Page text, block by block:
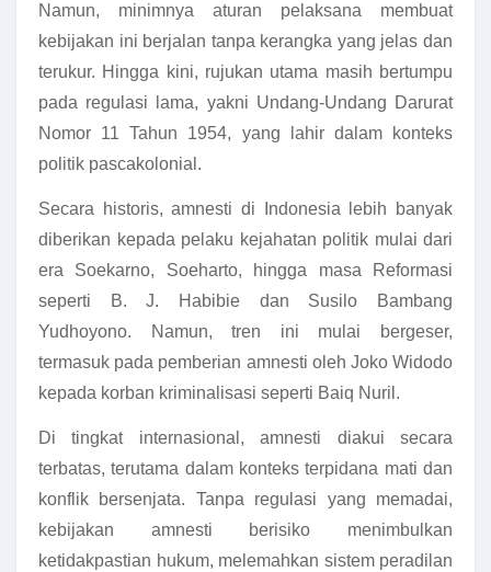
Namun, minimnya aturan pelaksana membuat
kebijakan ini berjalan tanpa kerangka yang jelas dan
terukur. Hingga kini, rujukan utama masih bertumpu
pada regulasi lama, yakni Undang-Undang Darurat
Nomor 11 Tahun 1954, yang lahir dalam konteks
politik pascakolonial.
Secara historis, amnesti di Indonesia lebih banyak
diberikan kepada pelaku kejahatan politik mulai dari
era Soekarno, Soeharto, hingga masa Reformasi
seperti B. J. Habibie dan Susilo Bambang
Yudhoyono. Namun, tren ini mulai bergeser,
termasuk pada pemberian amnesti oleh Joko Widodo
kepada korban kriminalisasi seperti Baiq Nuril.
Di tingkat internasional, amnesti diakui secara
terbatas, terutama dalam konteks terpidana mati dan
konflik bersenjata. Tanpa regulasi yang memadai,
kebijakan amnesti berisiko menimbulkan
ketidakpastian hukum, melemahkan sistem peradilan